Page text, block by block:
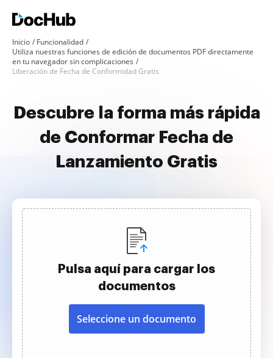
Inicio
Funcionalidad
Utiliza nuestras funciones de edición de documentos PDF directamente
en tu navegador sin complicaciones
Liberación de Fecha de Conformidad Gratis
Descubre la forma más rápida
de Conformar Fecha de
Lanzamiento Gratis
Pulsa aquí para cargar los
documentos
Seleccione un documento